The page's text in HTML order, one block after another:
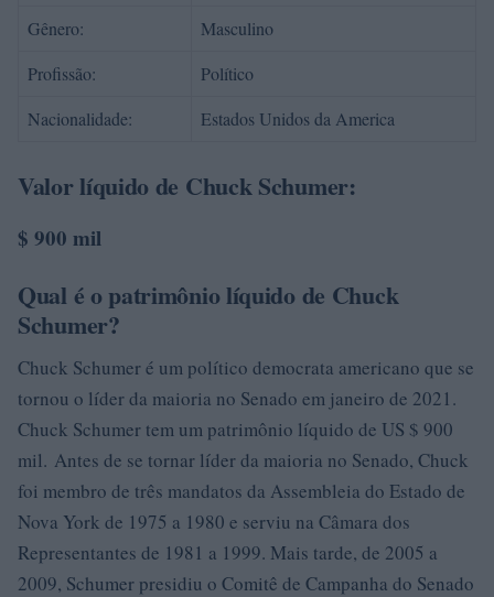
Gênero:
Masculino
Profissão:
Político
Nacionalidade:
Estados Unidos da America
Valor líquido de Chuck Schumer:
$ 900 mil
Qual é o patrimônio líquido de Chuck
Schumer?
Chuck Schumer é um político democrata americano que se
tornou o líder da maioria no Senado em janeiro de 2021.
Chuck Schumer tem um patrimônio líquido de US $ 900
mil. Antes de se tornar líder da maioria no Senado, Chuck
foi membro de três mandatos da Assembleia do Estado de
Nova York de 1975 a 1980 e serviu na Câmara dos
Representantes de 1981 a 1999. Mais tarde, de 2005 a
2009, Schumer presidiu o Comitê de Campanha do Senado